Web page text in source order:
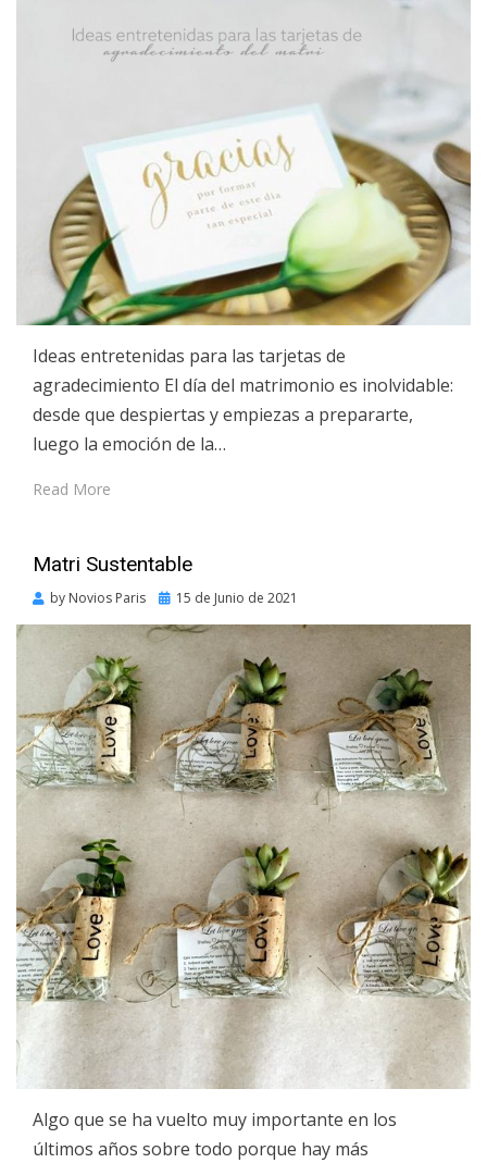
Ideas entretenidas para las tarjetas de
agradecimiento El día del matrimonio es inolvidable:
desde que despiertas y empiezas a prepararte,
luego la emoción de la…
Read More
Matri Sustentable
by Novios Paris
Posted
15 de Junio de 2021
Algo que se ha vuelto muy importante en los
últimos años sobre todo porque hay más